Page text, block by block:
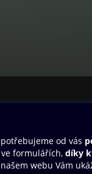
Aplikace a hry
SMS/MMS Info
Blog